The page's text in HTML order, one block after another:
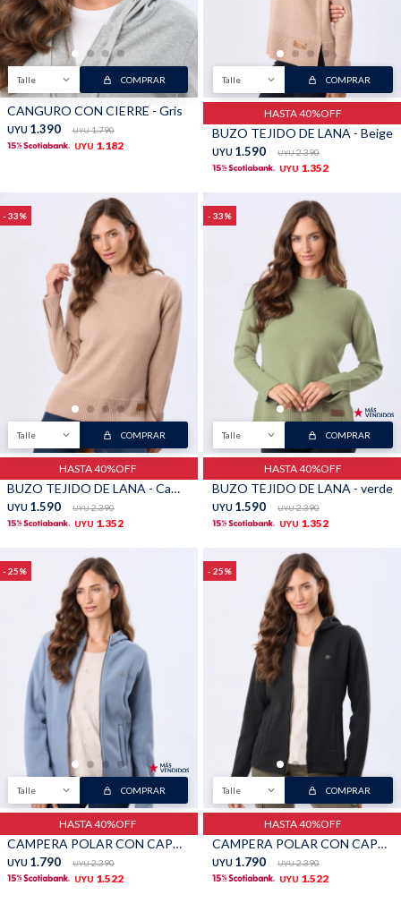
Talle COMPRAR
CANGURO CON CIERRE - Gris
UYU 1.390 UYU 1.790
UYU 1.182
Talle COMPRAR
HASTA 40%OFF
BUZO TEJIDO DE LANA - Beige
UYU 1.590 UYU 2.390
UYU 1.352
33
Talle COMPRAR
HASTA 40%OFF
BUZO TEJIDO DE LANA - Camel
UYU 1.590 UYU 2.390
UYU 1.352
33
Talle COMPRAR
HASTA 40%OFF
BUZO TEJIDO DE LANA - verde
UYU 1.590 UYU 2.390
UYU 1.352
25
Talle COMPRAR
HASTA 40%OFF
CAMPERA POLAR CON CAPUCHA - Lila
UYU 1.790 UYU 2.390
UYU 1.522
25
Talle COMPRAR
HASTA 40%OFF
CAMPERA POLAR CON CAPUCHA - Negro
UYU 1.790 UYU 2.390
UYU 1.522